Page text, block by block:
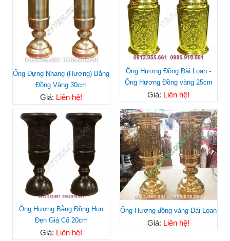
Ống Đựng Nhang (Hương) Bằng
Đồng Vàng 30cm
Giá: Liên hệ!
Ống Hương Đồng Đài Loan -
Ống Hương Đồng vàng 25cm
Giá: Liên hệ!
Ống Hương Bằng Đồng Hun
Đen Giả Cổ 20cm
Giá: Liên hệ!
Ống Hương đồng vàng Đài Loan
Giá: Liên hệ!